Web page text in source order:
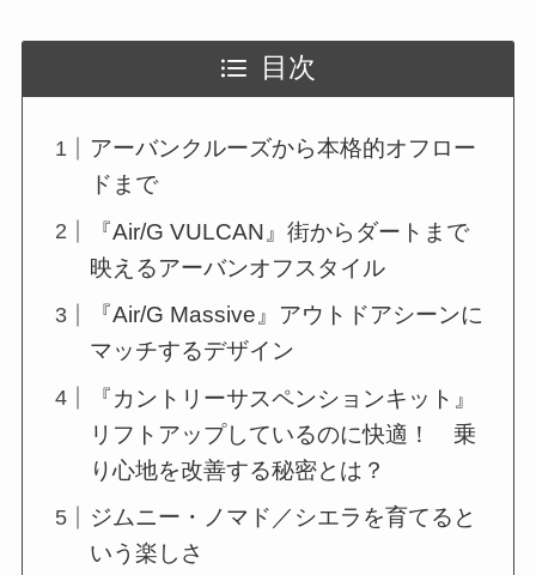
目次
アーバンクルーズから本格的オフロー
ドまで
『Air/G VULCAN』街からダートまで
映えるアーバンオフスタイル
『Air/G Massive』アウトドアシーンに
マッチするデザイン
『カントリーサスペンションキット』
リフトアップしているのに快適！ 乗
り心地を改善する秘密とは？
ジムニー・ノマド／シエラを育てると
いう楽しさ